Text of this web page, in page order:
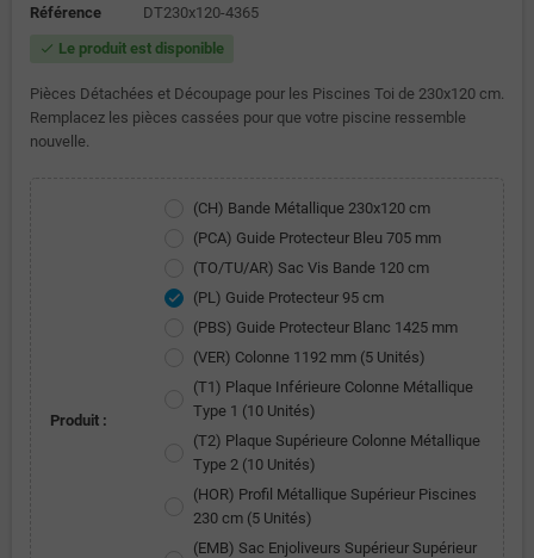
Référence DT230x120-4365
check Le produit est disponible
Pièces Détachées et Découpage pour les Piscines Toi de 230x120 cm.
Remplacez les pièces cassées pour que votre piscine ressemble
nouvelle.
Produit :
(CH) Bande Métallique 230x120 cm
(PCA) Guide Protecteur Bleu 705 mm
(TO/TU/AR) Sac Vis Bande 120 cm
check
(PL) Guide Protecteur 95 cm
(PBS) Guide Protecteur Blanc 1425 mm
(VER) Colonne 1192 mm (5 Unités)
(T1) Plaque Inférieure Colonne Métallique
Type 1 (10 Unités)
(T2) Plaque Supérieure Colonne Métallique
Type 2 (10 Unités)
(HOR) Profil Métallique Supérieur Piscines
230 cm (5 Unités)
(EMB) Sac Enjoliveurs Supérieur Supérieur